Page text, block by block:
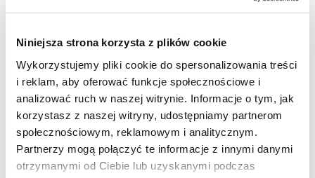
Niniejsza strona korzysta z plików cookie
Wykorzystujemy pliki cookie do spersonalizowania treści
i reklam, aby oferować funkcje społecznościowe i
analizować ruch w naszej witrynie. Informacje o tym, jak
korzystasz z naszej witryny, udostępniamy partnerom
społecznościowym, reklamowym i analitycznym.
Partnerzy mogą połączyć te informacje z innymi danymi
otrzymanymi od Ciebie lub uzyskanymi podczas
Rekomendowane produkty
Urządzenia elektryczne Elektryczne szczoteczki do zębów
Elektryczne szczoteczki dla dorosłych
Soniczne szczoteczki do zębów Szczoteczki do zębów
Urządzenia elektryczne Philips Sonicare
Elektryczne szczoteczki do zębów Philips Sonicare
Elektryczne szczoteczki dla dorosłych Philips Sonicare